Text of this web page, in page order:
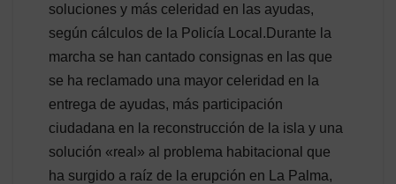
soluciones y más celeridad en las ayudas,
según cálculos de la Policía Local.Durante la
marcha se han cantado consignas en las que
se ha reclamado una mayor celeridad en la
entrega de ayudas, más participación
ciudadana en la reconstrucción de la isla y una
solución «real» al problema habitacional que
ha surgido a raíz de la erupción en La Palma,